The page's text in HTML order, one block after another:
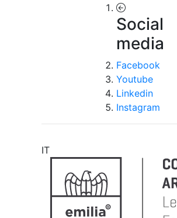
Social
media
Facebook
Youtube
Linkedin
Instagram
IT